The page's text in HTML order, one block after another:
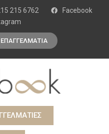
215 6762
Facebook